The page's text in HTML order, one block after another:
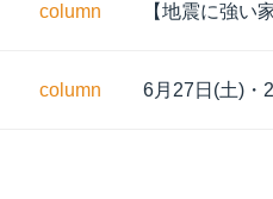
column 【地震に強い
column 6月27日(土)・